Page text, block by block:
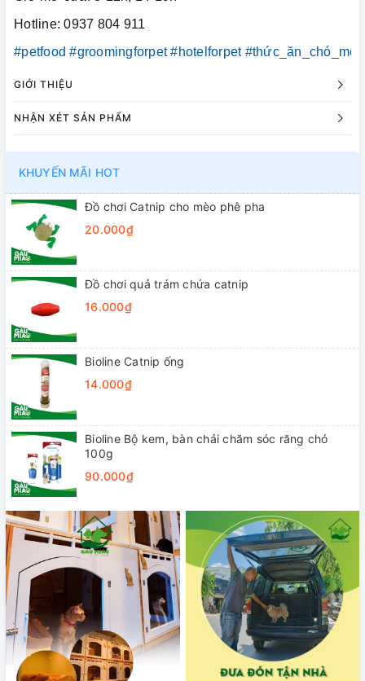
Hotline: 0937 804 911
#petfood #groomingforpet #hotelforpet #thức_ăn_chó_mèo
GIỚI THIỆU
NHẬN XÉT SẢN PHẨM
KHUYẾN MÃI HOT
Đồ chơi Catnip cho mèo phê pha
20.000₫
Đồ chơi quả trám chứa catnip
16.000₫
Bioline Catnip ống
14.000₫
Bioline Bộ kem, bàn chải chăm sóc răng chó
100g
90.000₫